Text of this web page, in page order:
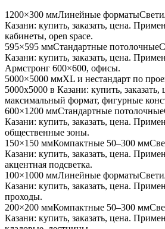
1200×300 ммЛинейные форматы
Казани: купить, заказать, цена.
кабинеты, open space.
595×595 ммСтандартные потолочные
Казани: купить, заказать, цена.
Армстронг 600×600, офисы.
5000×5000 ммXL и нестандарт по
5000x5000 в Казани: купить,
максимальный формат, фигурные
600×1200 ммСтандартные потолочные
Казани: купить, заказать, цена.
общественные зоны.
150×150 ммКомпактные 50–300 мм
Казани: купить, заказать, цена.
акцентная подсветка.
100×1000 ммЛинейные форматы
Казани: купить, заказать, цена.
проходы.
200×200 ммКомпактные 50–300 мм
Казани: купить, заказать, цена.